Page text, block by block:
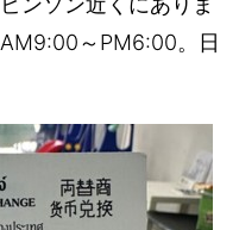
～PM6:00。日